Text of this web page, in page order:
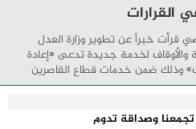
القرارات
قرأت خبراً عن تطوير وزارة العدل
والأوقاف لخدمة جديدة تدعى «إعادة
وذلك ضمن خدمات قطاع القاصرين
للولاية والقائمين على ...
وصداقة تدوم